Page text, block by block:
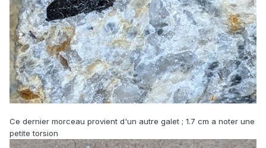
Ce dernier morceau provient d'un autre galet ; 1.7 cm a noter une
petite torsion